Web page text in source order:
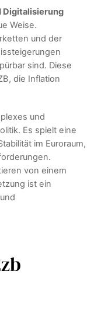
Digitalisierung
Weise.
und der
sind. Diese
die Inflation
und
Es spielt eine
im Euroraum,
von einem
ist ein